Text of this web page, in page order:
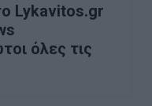
Lykavitos.gr
όλες τις